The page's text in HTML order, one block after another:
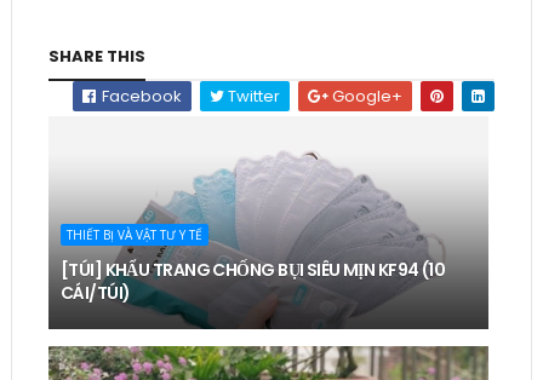
SHARE THIS
Facebook
Twitter Google+
THIẾT BỊ VÀ VẬT TƯ Y TẾ
[TÚI] KHẨU TRANG CHỐNG BỤI SIÊU MỊN KF94 (10
CÁI/TÚI)